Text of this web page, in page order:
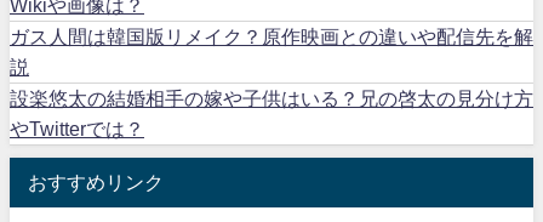
Wikiや画像は？
ガス人間は韓国版リメイク？原作映画との違いや配信先を解
説
設楽悠太の結婚相手の嫁や子供はいる？兄の啓太の見分け方
やTwitterでは？
おすすめリンク